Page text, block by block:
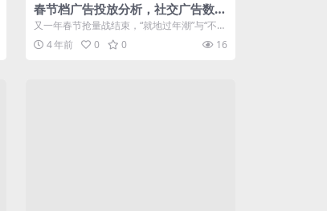
春节档广告投放分析，社交广告数上
涨明显
又一年春节抢量战结束，“就地过年潮”与“不扎
堆、不聚集、不串门”政策无疑又给游戏...
4 年前 0 0 16